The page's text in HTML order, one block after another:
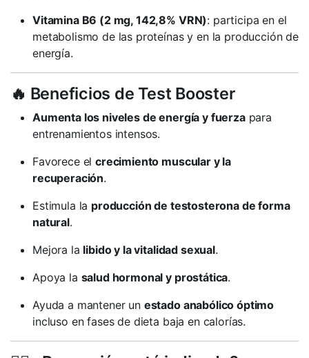
Vitamina B6 (2 mg, 142,8% VRN): participa en el
metabolismo de las proteínas y en la producción de
energía.
🔥 Beneficios de Test Booster
Aumenta los niveles de energía y fuerzapara
entrenamientos intensos.
Favorece elcrecimiento muscular y la
recuperación.
Estimula la producción de testosterona de forma
natural.
Mejora la libido y la vitalidad sexual.
Apoya la salud hormonal y prostática.
Ayuda a mantener un estado anabólico óptimo
incluso en fases de dieta baja en calorías.